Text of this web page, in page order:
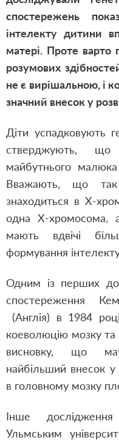
спостережень
інтелекту дитини
матері. Проте варто
розумових
не є вирішальною, і
значний внесок у
Діти успадковують
стверджують,
майбутнього
Вважають, що так
знаходиться в Х-
одна Х-хромосома,
мають вдвічі
формування
Одним із перших
спостереження
(Англія) в 1984
коеволюцію мозку та
висновку, що
найбільший внесок у
в головному мозку
Інше
Ульмським